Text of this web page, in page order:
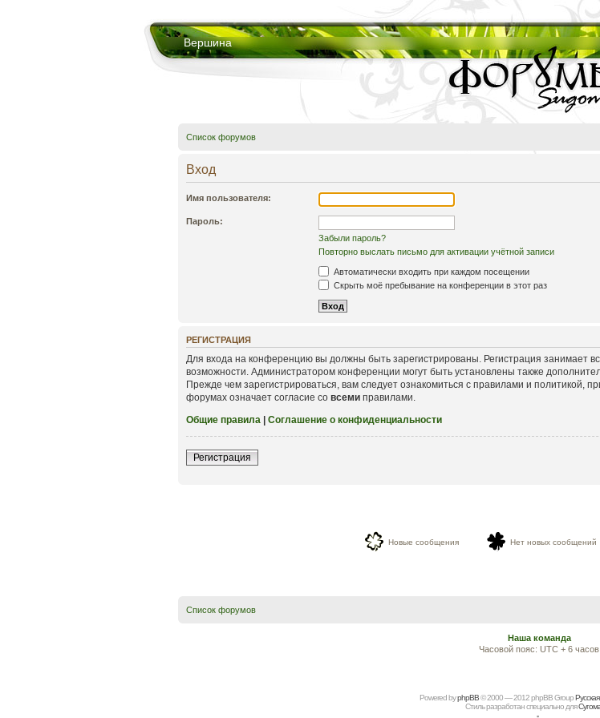
Вершина
Список форумов
Вход
Имя пользователя:
Пароль:
Забыли пароль?
Повторно выслать письмо для активации учётной записи
Автоматически входить при каждом посещении
Скрыть моё пребывание на конференции в этот раз
РЕГИСТРАЦИЯ
Для входа на конференцию вы должны быть зарегистрированы. Регистрация занимает
возможности. Администратором конференции могут быть установлены также
Прежде чем зарегистрироваться, вам следует ознакомиться с правилами и политикой,
форумах означает согласие со всеми правилами.
Общие правила | Соглашение о конфиденциальности
Регистрация
Новые сообщения Нет новых сообщений
Список форумов
Наша команда
Часовой пояс: UTC + 6 часов
Powered byрhрBВ© 2000 — 2012 рhрBВ Grоup
Стиль разработан специально для